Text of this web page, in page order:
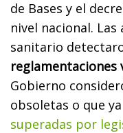
de Bases y el
nivel nacional.
sanitario
reglamentaciones
Gobierno
obsoletas o que
superadas por